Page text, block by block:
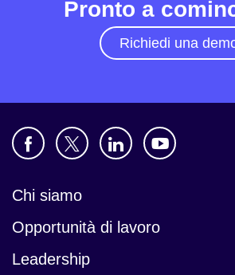
Pronto a
Richiedi una
Chi siamo
Opportunità di lavoro
Leadership